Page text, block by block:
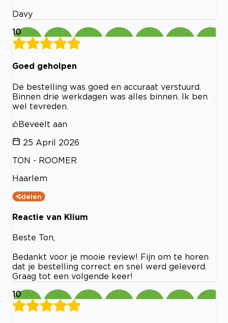
Davy
10
Goed geholpen
De bestelling was goed en accuraat verstuurd.
Binnen drie werkdagen was alles binnen. Ik ben
wel tevreden.
Beveelt aan
25 April 2026
TON - ROOMER
Haarlem
delen
Reactie van Klium
Beste Ton,
Bedankt voor je mooie review! Fijn om te horen
dat je bestelling correct en snel werd geleverd.
Graag tot een volgende keer!
10